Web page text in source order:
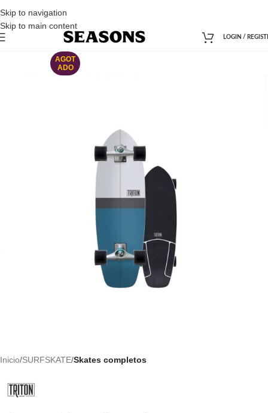
Skip to navigation
Skip to main content
LOGIN /
AGOT
ADO
Inicio SURFSKATE Skates completos